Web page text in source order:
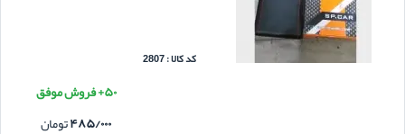
کد کالا : 2807
۵۰+ فروش موفق
۴۸۵/۰۰۰تومان